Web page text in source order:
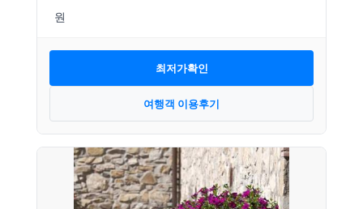
최저가확인
여행객 이용후기